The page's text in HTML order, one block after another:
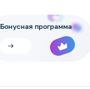
Бонусная программа